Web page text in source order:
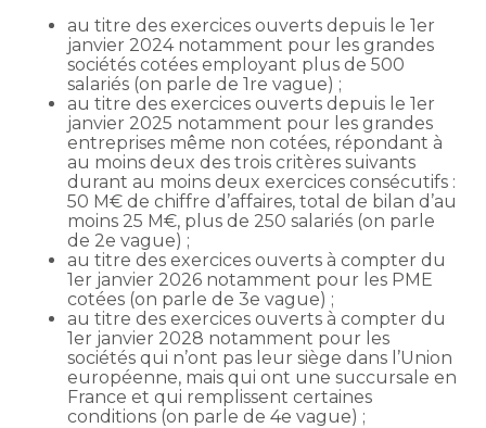
au titre des exercices ouverts depuis le 1er
janvier 2024 notamment pour les grandes
sociétés cotées employant plus de 500
salariés (on parle de 1re vague) ;
au titre des exercices ouverts depuis le 1er
janvier 2025 notamment pour les grandes
entreprises même non cotées, répondant à
au moins deux des trois critères suivants
durant au moins deux exercices consécutifs :
50 M€ de chiffre d’affaires, total de bilan d’au
moins 25 M€, plus de 250 salariés (on parle
de 2e vague) ;
au titre des exercices ouverts à compter du
1er janvier 2026 notamment pour les PME
cotées (on parle de 3e vague) ;
au titre des exercices ouverts à compter du
1er janvier 2028 notamment pour les
sociétés qui n’ont pas leur siège dans l’Union
européenne, mais qui ont une succursale en
France et qui remplissent certaines
conditions (on parle de 4e vague) ;